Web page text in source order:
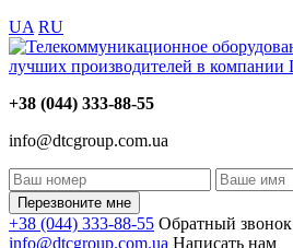
UA RU
+38 (044) 333-88-55
info@dtcgroup.com.ua
Перезвоните мне
+38 (044) 333-88-55 Обратный звонок
info@dtcgroup.com.ua Написать нам